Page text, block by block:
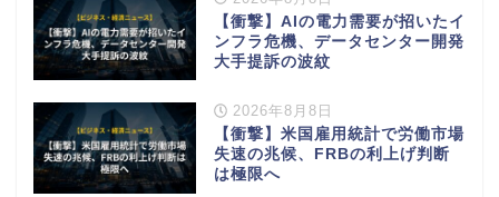
【衝撃】AIの電力需要が招いたイ
ンフラ危機、データセンター開発
大手提訴の波紋
2026年8月8日
【衝撃】米国雇用統計で労働市場
失速の兆候、FRBの利上げ判断
は極限へ